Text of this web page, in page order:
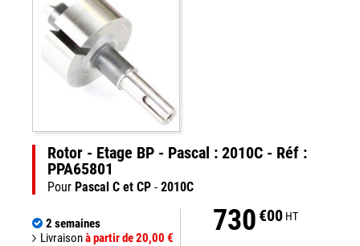
Rotor - Etage BP - Pascal : 2010C - Réf :
PPA65801
Pour Pascal C et CP - 2010C
2 semaines
Livraisonà partir de 20,00 €
730 €00 HT